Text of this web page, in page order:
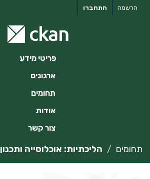
התחברו הרשמה
פריטי מידע
ארגונים
תחומים
אודות
צור קשר
תחומים הליכתיות: אוכלוסייה ותכנון